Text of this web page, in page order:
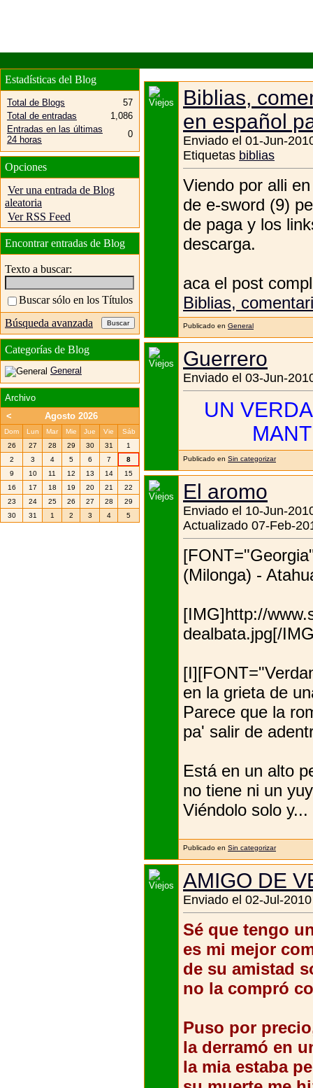
Biblias,
en español
Enviado el 01-Jun-
Etiquetas biblias
Viendo por alli
de e-sword (9)
de paga y los
descarga.
aca el post
Biblias,
Publicado en General
Guerrero
Enviado el 03-Jun-
UN
Publicado en Sin categorizar
El aromo
Enviado el 10-Jun-
Actualizado 07-Feb-
(Milonga) -
[IMG]http://
dealbata.jpg[/
en la grieta de
Parece que la
pa' salir de
Está en un alto
no tiene ni un
Viéndolo solo y...
Publicado en Sin categorizar
AMIGO DE
Enviado el 02-Jul-
Sé que tengo
es mi mejor
de su amistad
no la compró
Puso por
la derramó en
la mia estaba
Estadísticas del Blog
Total de Blogs
57
Total de entradas
1,086
Entradas en las últimas
24 horas
0
Opciones
Ver una entrada de Blog
aleatoria
Ver RSS Feed
Encontrar entradas de Blog
Texto a buscar:
Buscar sólo en los Títulos
Búsqueda avanzada
Categorías de Blog
General
Archivo
<
Agosto 2026
Dom Lun Mar Mie Jue Vie
Sáb
26
27 28 29 30 31
1
2
3 4 5 6 7
8
9
10 11 12 13 14
15
16
17 18 19 20 21
22
23
24 25 26 27 28
29
30
31 1 2 3 4 5